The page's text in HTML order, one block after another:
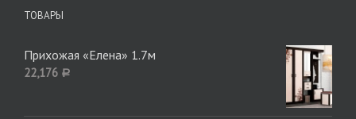
ТОВАРЫ
Прихожая «Елена» 1.7м
22,176 Р